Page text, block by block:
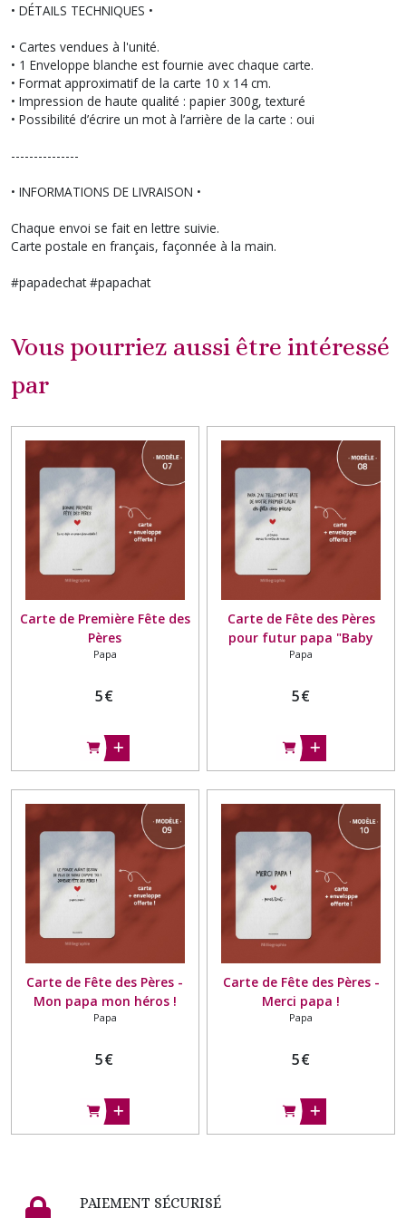
• DÉTAILS TECHNIQUES •
• Cartes vendues à l'unité.
• 1 Enveloppe blanche est fournie avec chaque carte.
• Format approximatif de la carte 10 x 14 cm.
• Impression de haute qualité : papier 300g, texturé
• Possibilité d’écrire un mot à l’arrière de la carte : oui
---------------
• INFORMATIONS DE LIVRAISON •
Chaque envoi se fait en lettre suivie.
Carte postale en français, façonnée à la main.
#papadechat #papachat
Vous pourriez aussi être intéressé
par
Carte de Première Fête des
Pères
Papa
5€
Carte de Fête des Pères
pour futur papa "Baby
Bump"
Papa
5€
Carte de Fête des Pères -
Mon papa mon héros !
Papa
5€
Carte de Fête des Pères -
Merci papa !
Papa
5€
PAIEMENT SÉCURISÉ